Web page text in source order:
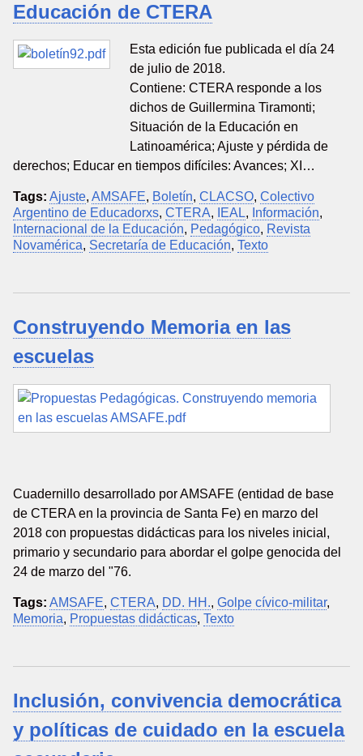
Educación de CTERA
Esta edición fue publicada el día 24
de julio de 2018.
Contiene: CTERA responde a los
dichos de Guillermina Tiramonti;
Situación de la Educación en
Latinoamérica; Ajuste y pérdida de
derechos; Educar en tiempos difíciles: Avances; XI…
Tags: Ajuste, AMSAFE, Boletín, CLACSO, Colectivo
Argentino de Educadorxs, CTERA, IEAL, Información,
Internacional de la Educación, Pedagógico, Revista
Novamérica, Secretaría de Educación, Texto
Construyendo Memoria en las
escuelas
Cuadernillo desarrollado por AMSAFE (entidad de base
de CTERA en la provincia de Santa Fe) en marzo del
2018 con propuestas didácticas para los niveles inicial,
primario y secundario para abordar el golpe genocida del
24 de marzo del "76.
Tags: AMSAFE, CTERA, DD. HH., Golpe cívico-militar,
Memoria, Propuestas didácticas, Texto
Inclusión, convivencia democrática
y políticas de cuidado en la escuela